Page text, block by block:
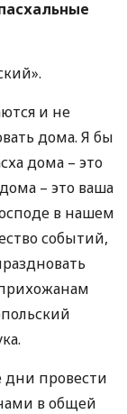
и не
дома. Я бы
дома – это
– это ваша
в нашем
событий,
провести
в общей